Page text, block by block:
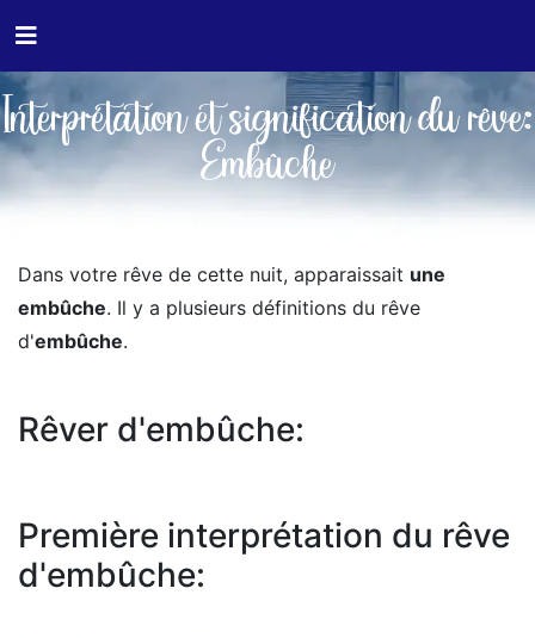
Interprétation et signification du rêve:
Embûche
Dans votre rêve de cette nuit, apparaissait une
embûche. Il y a plusieurs définitions du rêve
d'embûche.
Rêver d'embûche:
Première interprétation du rêve
d'embûche: